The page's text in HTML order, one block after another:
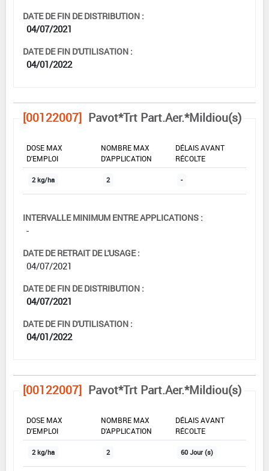
DATE DE FIN DE DISTRIBUTION :
04/07/2021
DATE DE FIN D'UTILISATION :
04/01/2022
[00122007] Pavot*Trt Part.Aer.*Mildiou(s)
DOSE MAX
D'EMPLOI
NOMBRE MAX
D'APPLICATION
DÉLAIS AVANT
RÉCOLTE
2 kg/ha 2 -
INTERVALLE MINIMUM ENTRE APPLICATIONS :
-
DATE DE RETRAIT DE L'USAGE :
04/07/2021
DATE DE FIN DE DISTRIBUTION :
04/07/2021
DATE DE FIN D'UTILISATION :
04/01/2022
[00122007] Pavot*Trt Part.Aer.*Mildiou(s)
DOSE MAX
D'EMPLOI
NOMBRE MAX
D'APPLICATION
DÉLAIS AVANT
RÉCOLTE
2 kg/ha 2 60 Jour (s)